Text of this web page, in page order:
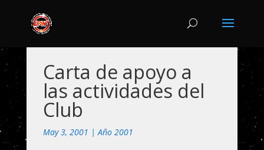
Carta de apoyo a
las actividades del
Club
May 3, 2001 |Año 2001